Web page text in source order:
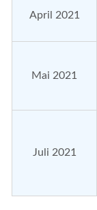
April 2021
Mai 2021
Juli 2021